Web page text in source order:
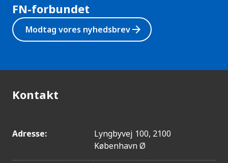
FN-forbundet
Modtag vores nyhedsbrevarrow_forward
Kontakt
Adresse:
Lyngbyvej 100, 2100
København Ø